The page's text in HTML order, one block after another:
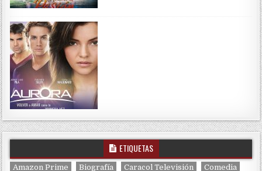
ETIQUETAS
Amazon Prime Biografía Caracol Televisión Comedia